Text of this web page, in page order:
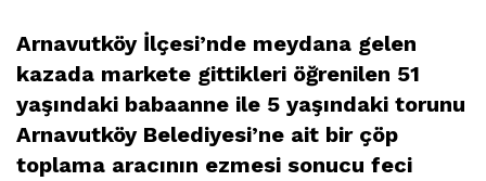
Arnavutköy İlçesi’nde meydana gelen
kazada markete gittikleri öğrenilen 51
yaşındaki babaanne ile 5 yaşındaki torunu
Arnavutköy Belediyesi’ne ait bir çöp
toplama aracının ezmesi sonucu feci